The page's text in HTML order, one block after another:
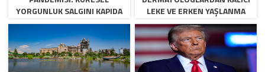
YORGUNLUK SALGINI KAPIDA
LEKE VE ERKEN YAŞLANMA
UYARISI!